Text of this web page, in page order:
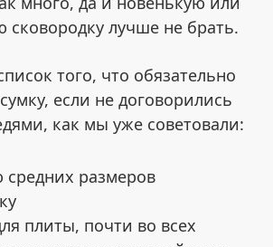
сковородку лучше не брать.
того, что обязательно
если не договорились
как мы уже советовали:
размеров
плиты, почти во всех